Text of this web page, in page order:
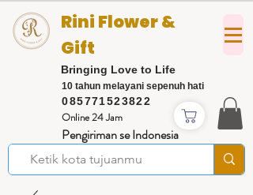
085771523822
Rini Flower &
Gift
Bringing Love to Life
Online 24 Jam
Pengiriman se Indonesia
10 tahun melayani sepenuh hati